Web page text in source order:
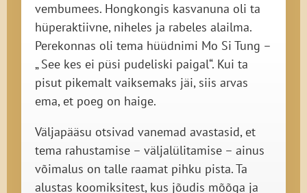
vembumees. Hongkongis kasvanuna oli ta
hüperaktiivne, niheles ja rabeles alailma.
Perekonnas oli tema hüüdnimi Mo Si Tung –
„ See kes ei püsi pudeliski paigal“. Kui ta
pisut pikemalt vaiksemaks jäi, siis arvas
ema, et poeg on haige.
Väljapääsu otsivad vanemad avastasid, et
tema rahustamise – väljalülitamise – ainus
võimalus on talle raamat pihku pista. Ta
alustas koomiksitest, kus jõudis mõõga ja